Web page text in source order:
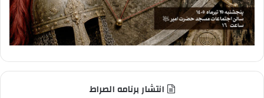
انتشار برنامه الصراط